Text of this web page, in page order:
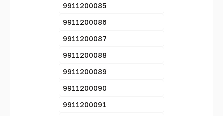
9911200085
9911200086
9911200087
9911200088
9911200089
9911200090
9911200091